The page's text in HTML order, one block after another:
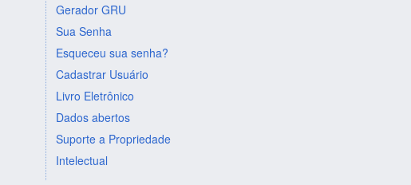
Gerador GRU
Sua Senha
Esqueceu sua senha?
Cadastrar Usuário
Livro Eletrônico
Dados abertos
Suporte a Propriedade
Intelectual